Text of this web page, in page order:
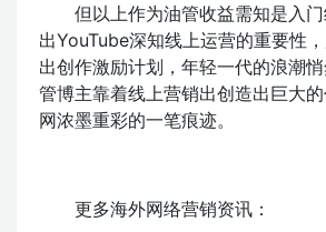
但以上作为油管收益需知是入门
出YouTube深知线上运营的重要性
出创作激励计划，年轻一代的浪潮
管博主靠着线上营销出创造出巨大
网浓墨重彩的一笔痕迹。
更多海外网络营销资讯：